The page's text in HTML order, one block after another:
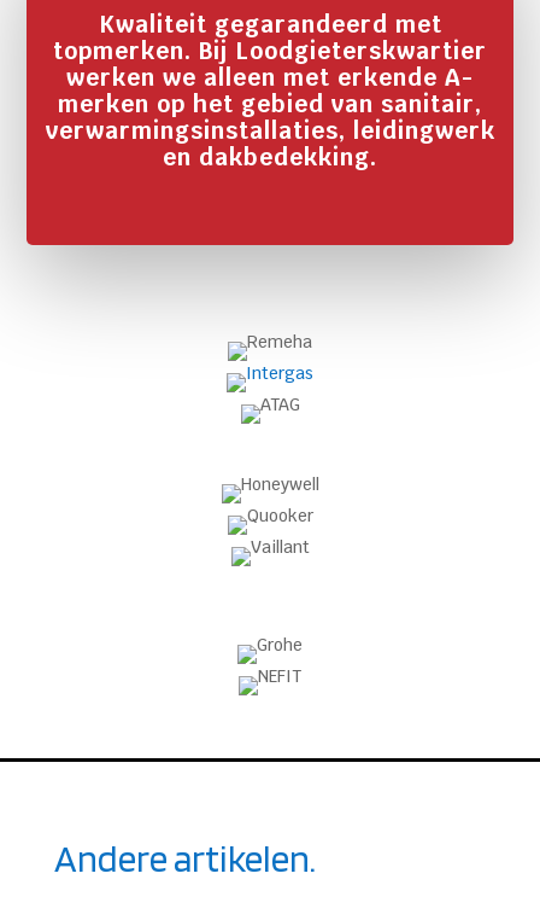
Kwaliteit gegarandeerd met
topmerken. Bij Loodgieterskwartier
werken we alleen met erkende A-
merken op het gebied van sanitair,
verwarmingsinstallaties, leidingwerk
en dakbedekking.
Andere artikelen.